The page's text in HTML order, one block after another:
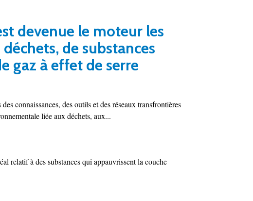
devenue le moteur les
de substances
gaz à effet de serre
connaissances, des outils et des réseaux transfrontières
liée aux déchets, aux...
relatif à des substances qui appauvrissent la couche